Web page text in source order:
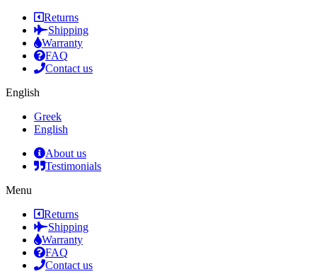
Returns
Shipping
Warranty
FAQ
Contact us
English
Greek
English
About us
Testimonials
Menu
Returns
Shipping
Warranty
FAQ
Contact us